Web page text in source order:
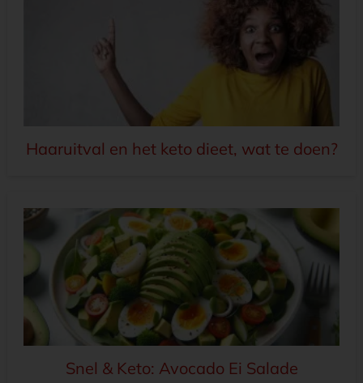
Haaruitval en het keto dieet, wat te doen?
Snel & Keto: Avocado Ei Salade